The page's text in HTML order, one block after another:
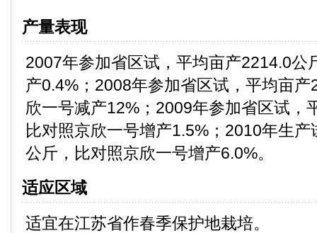
产量表现
2007年参加省区试，平均亩产2214.0公
产0.4%；2008年参加省区试，平均亩
欣一号减产12%；2009年参加省区试，
比对照京欣一号增产1.5%；2010年生
公斤，比对照京欣一号增产6.0%。
适应区域
适宜在江苏省作春季保护地栽培。